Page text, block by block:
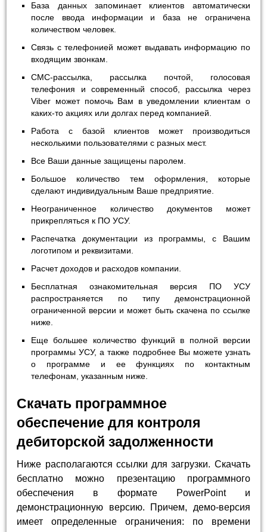
База данных запоминает клиентов автоматически
после ввода информации и база не ограничена
количеством человек.
Связь с телефонией может выдавать информацию по
входящим звонкам.
СМС-рассылка, рассылка почтой, голосовая
телефония и современный способ, рассылка через
Viber может помочь Вам в уведомлении клиентам о
каких-то акциях или долгах перед компанией.
Работа с базой клиентов может производиться
несколькими пользователями с разных мест.
Все Ваши данные защищены паролем.
Большое количество тем оформления, которые
сделают индивидуальным Ваше предприятие.
Неограниченное количество документов может
прикрепляться к ПО УСУ.
Распечатка документации из программы, с Вашим
логотипом и реквизитами.
Расчет доходов и расходов компании.
Бесплатная ознакомительная версия ПО УСУ
распространяется по типу демонстрационной
ограниченной версии и может быть скачена по ссылке
ниже.
Еще большее количество функций в полной версии
программы УСУ, а также подробнее Вы можете узнать
о программе и ее функциях по контактным
телефонам, указанным ниже.
Скачать программное
обеспечение для контроля
дебиторской задолженности
Ниже располагаются ссылки для загрузки. Скачать
бесплатно можно презентацию программного
обеспечения в формате PowerPoint и
демонстрационную версию. Причем, демо-версия
имеет определенные ограничения: по времени